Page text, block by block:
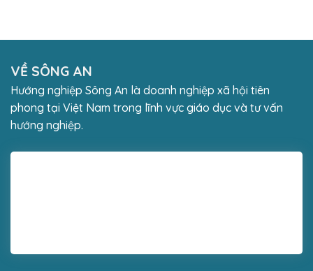
VỀ SÔNG AN
Hướng nghiệp Sông An là doanh nghiệp xã hội tiên
phong tại Việt Nam trong lĩnh vực giáo dục và tư vấn
hướng nghiệp.